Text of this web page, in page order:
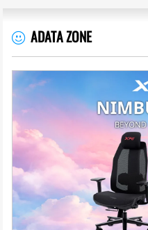
ADATA ZONE